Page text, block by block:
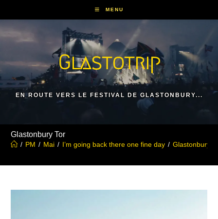
content
MENU
Glastotrip
EN ROUTE VERS LE FESTIVAL DE GLASTONBURY...
Glastonbury Tor
/ PM / Mai / I’m going back there one fine day / Glastonbury